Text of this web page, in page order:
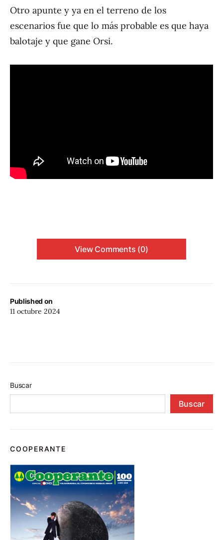
Published on
11 octubre 2024
Otro apunte y ya en el terreno de los
escenarios fue que lo más probable es que haya
balotaje y que gane Orsi.
View Comments (0)
Buscar
Buscar
COOPERANTE